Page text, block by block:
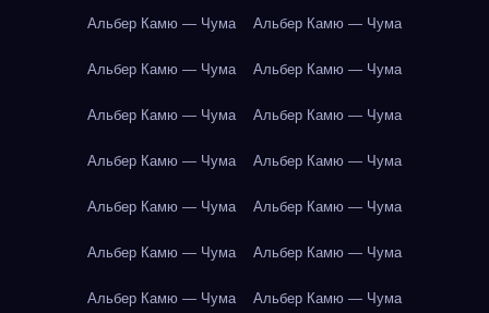
Альбер Камю — Чума Альбер Камю — Чума
Альбер Камю — Чума Альбер Камю — Чума
Альбер Камю — Чума Альбер Камю — Чума
Альбер Камю — Чума Альбер Камю — Чума
Альбер Камю — Чума Альбер Камю — Чума
Альбер Камю — Чума Альбер Камю — Чума
Альбер Камю — Чума Альбер Камю — Чума